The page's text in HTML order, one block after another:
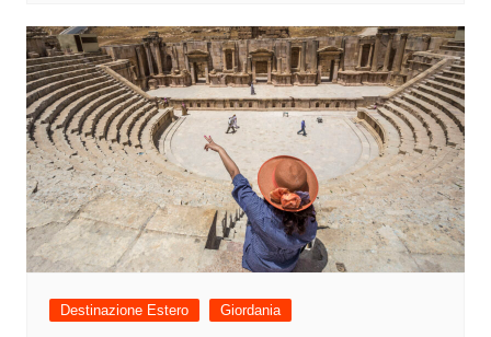
Destinazione Estero Giordania